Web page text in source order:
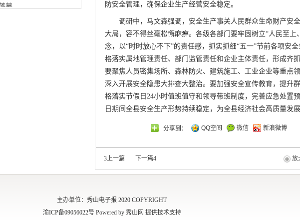
幕
防安全管理，确保企业生产经营安全稳定。
调研中，马文森强调，安全生产事关人民群众生命财产安
大局，容不得丝毫松懈麻痹。各级各部门要牢固树立“人民至上
念，以“时时放心不下”的责任感，抓实抓细“五一”节前各项安
格落实属地管理责任、部门监管责任和企业主体责任，形成齐抓
要聚焦人员密集场所、森林防火、建筑施工、工业企业等重点领
深入开展安全隐患大排查大整治。要加强安全宣传教育，提升
格落实节假日24小时值班值守和领导带班制度，完善应急处置
日期间全县安全生产形势持续稳定，为全县经济社会高质量发展
分享到： QQ空间 微信 新浪微博
3上一篇 下一篇4 放
主办单位：秀山电子报 2020 COPYRIGHT
渝ICP备09056022号 Powered by 秀山网 提供技术支持